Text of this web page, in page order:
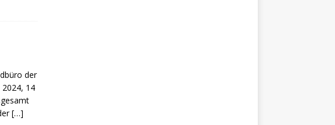
der
14
[…]